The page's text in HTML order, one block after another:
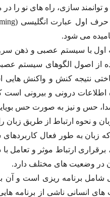
و توانمند سازی، راه های نو
می شود.
اول با سیستم عصبی و ذهن
از اصول الگوهای سیستم
نتیجه کنش و واکنش
اطلاعات درونی و بیرونی
حس و نیز به صورت حس
و نحوه ارتباط از طریق زبان
به طور فعال کاربردهای
ارتباط موثر و تعامل
در وضعیت های مختلف دارد.
شامل برنامه ریزی است و آن
انسانی ناشی از برنامه